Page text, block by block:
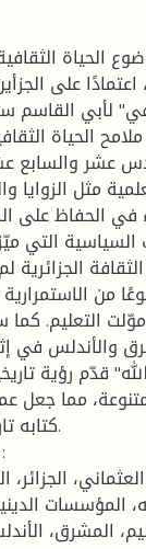
الحياة
على
لأبي
الحياة
عشر والسابع
مثل الزوايا
في الحفاظ على
التي
من
التعليم.
والأندلس في
قدّم رؤية
مما جعل
كتابه
المؤسسات
المشرق،